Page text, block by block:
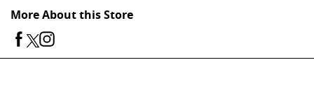
More About this Store